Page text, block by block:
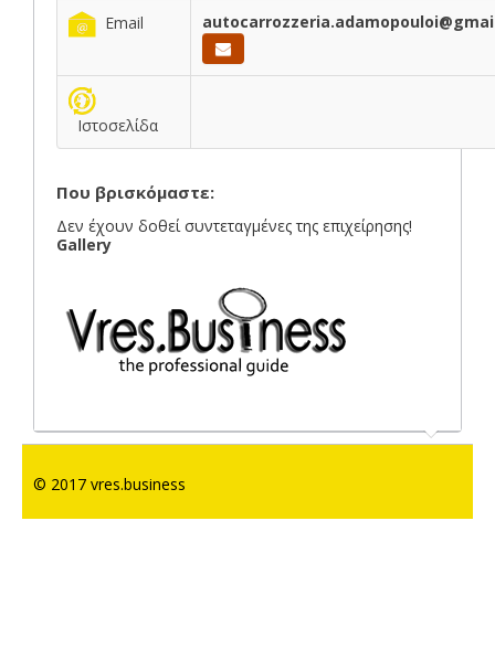
Email
Ιστοσελίδα
Που βρισκόμαστε:
Δεν έχουν δοθεί συντεταγμένες της επιχείρησης!
Gallery
© 2017 vres.business